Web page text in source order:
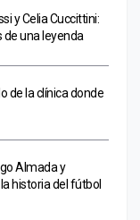
y Celia Cuccittini:
de una leyenda
de la clínica donde
Almada y
historia del fútbol